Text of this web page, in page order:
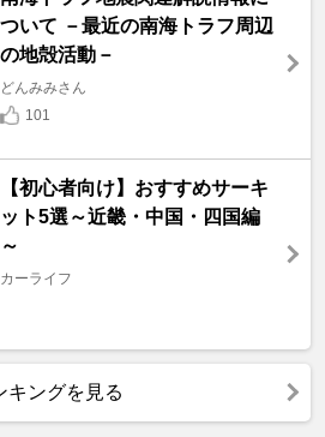
ついて －最近の南海トラフ周辺
の地殻活動－
どんみみさん
101
【初心者向け】おすすめサーキ
ット5選～近畿・中国・四国編
～
カーライフ
キングを見る